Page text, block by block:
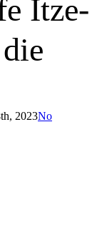
Itze­
2023No